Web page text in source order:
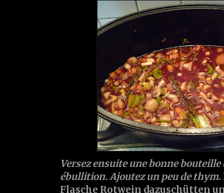
Versez ensuite une bonne
ébullition. Ajoutez un peu de thym.
Flasche Rotwein dazuschütten